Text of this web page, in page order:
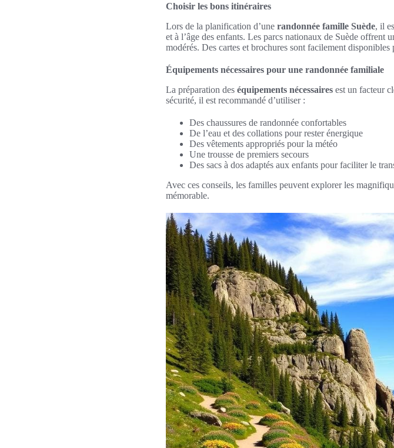
Choisir les bons itinéraires
Lors de la planification d’une randonnée famille Suède, il
et à l’âge des enfants. Les parcs nationaux de Suède offrent
modérés. Des cartes et brochures sont facilement
Équipements nécessaires pour une randonnée familiale
La préparation des équipements nécessaires est un facteur
sécurité, il est recommandé d’utiliser :
Des chaussures de randonnée confortables
De l’eau et des collations pour rester énergique
Des vêtements appropriés pour la météo
Une trousse de premiers secours
Des sacs à dos adaptés aux enfants pour faciliter le
Avec ces conseils, les familles peuvent explorer les
mémorable.